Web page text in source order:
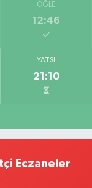
ÖĞLE
12:46
YATSI
21:10
Eczaneler